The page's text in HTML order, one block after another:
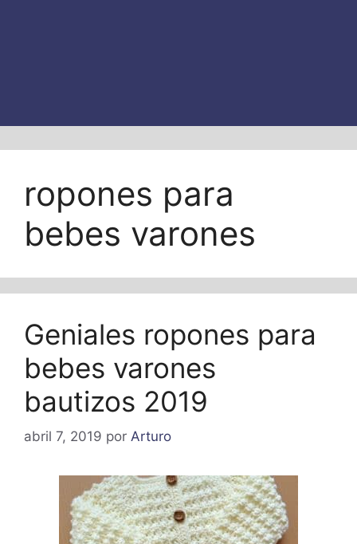
ropones para
bebes varones
Geniales ropones para
bebes varones
bautizos 2019
abril 7, 2019 por Arturo